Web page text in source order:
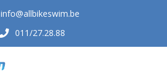
info@allbikeswim.be
011/27.28.88